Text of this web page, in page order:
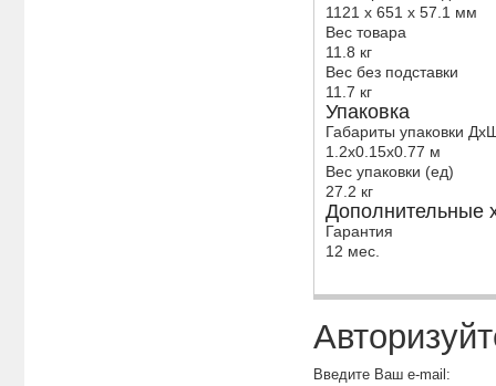
1121 x 651 x 57.1 мм
Вес товара
11.8 кг
Вес без подставки
11.7 кг
Упаковка
Габариты упаковки
1.2x0.15x0.77 м
Вес упаковки (ед)
27.2 кг
Дополнительные
Гарантия
12 мес.
Введите Ваш e-mail: